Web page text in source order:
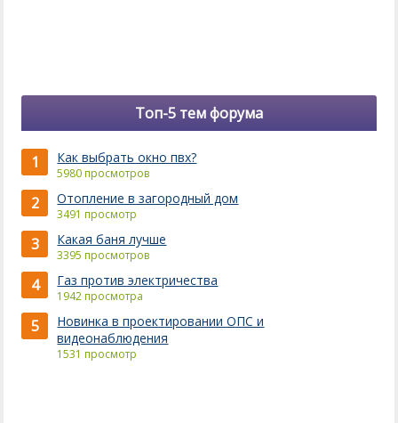
Топ-5 тем форума
1 Как выбрать окно пвх?
5980 просмотров
2 Отопление в загородный дом
3491 просмотр
3 Какая баня лучше
3395 просмотров
4 Газ против электричества
1942 просмотра
5
Новинка в проектировании ОПС и
видеонаблюдения
1531 просмотр